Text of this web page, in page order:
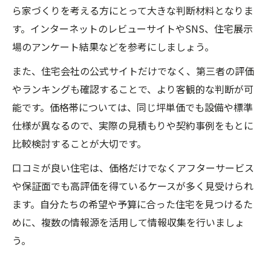
ら家づくりを考える方にとって大きな判断材料となりま
す。インターネットのレビューサイトやSNS、住宅展示
場のアンケート結果などを参考にしましょう。
また、住宅会社の公式サイトだけでなく、第三者の評価
やランキングも確認することで、より客観的な判断が可
能です。価格帯については、同じ坪単価でも設備や標準
仕様が異なるので、実際の見積もりや契約事例をもとに
比較検討することが大切です。
口コミが良い住宅は、価格だけでなくアフターサービス
や保証面でも高評価を得ているケースが多く見受けられ
ます。自分たちの希望や予算に合った住宅を見つけるた
めに、複数の情報源を活用して情報収集を行いましょ
う。